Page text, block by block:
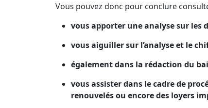
Vous pouvez donc pour conclure
vous apporter une analyse sur les
vous aiguiller sur l’analyse et le
également dans la rédaction du
vous assister dans le cadre de
renouvelés ou encore des loyers